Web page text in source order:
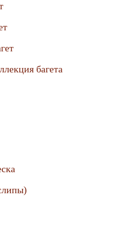
багета